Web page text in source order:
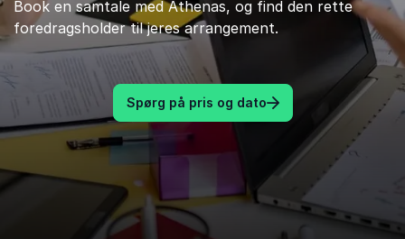
Book en samtale med Athenas, og find den rette
foredragsholder til jeres arrangement.
Spørg på pris og dato